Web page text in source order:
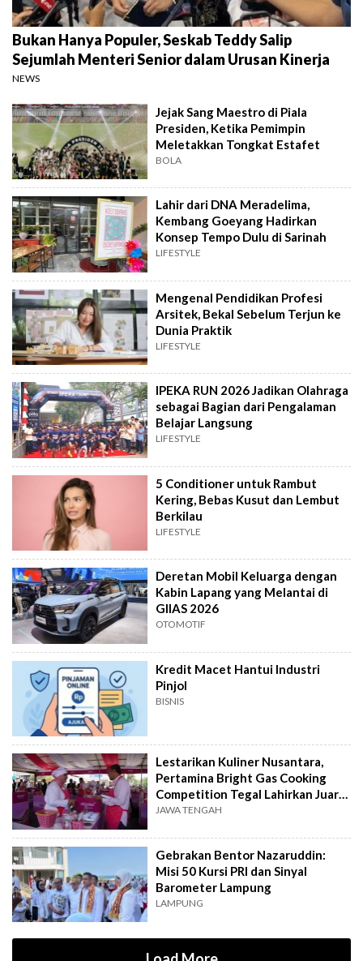
Bukan Hanya Populer, Seskab Teddy Salip
Sejumlah Menteri Senior dalam Urusan Kinerja
NEWS
Jejak Sang Maestro di Piala
Presiden, Ketika Pemimpin
Meletakkan Tongkat Estafet
BOLA
Lahir dari DNA Meradelima,
Kembang Goeyang Hadirkan
Konsep Tempo Dulu di Sarinah
LIFESTYLE
Mengenal Pendidikan Profesi
Arsitek, Bekal Sebelum Terjun ke
Dunia Praktik
LIFESTYLE
IPEKA RUN 2026 Jadikan Olahraga
sebagai Bagian dari Pengalaman
Belajar Langsung
LIFESTYLE
5 Conditioner untuk Rambut
Kering, Bebas Kusut dan Lembut
Berkilau
LIFESTYLE
Deretan Mobil Keluarga dengan
Kabin Lapang yang Melantai di
GIIAS 2026
OTOMOTIF
Kredit Macet Hantui Industri
Pinjol
BISNIS
Lestarikan Kuliner Nusantara,
Pertamina Bright Gas Cooking
Competition Tegal Lahirkan Juara
Baru
JAWA TENGAH
Gebrakan Bentor Nazaruddin:
Misi 50 Kursi PRI dan Sinyal
Barometer Lampung
LAMPUNG